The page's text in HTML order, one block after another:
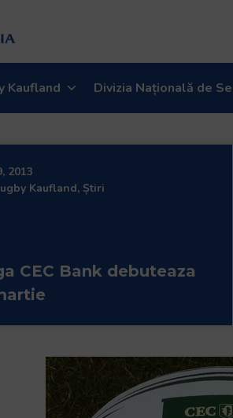
Kaufland Divizia Națională de
2013
Kaufland, Știri
CEC Bank debuteaza